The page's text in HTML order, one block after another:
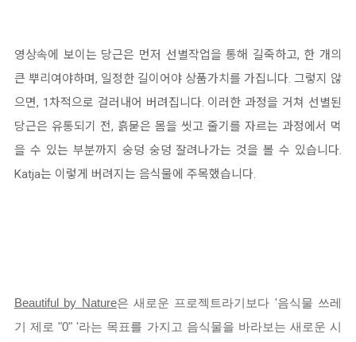
영상속에 보이는 당근은 먼저 선별작업을 통해 길죽하고, 한 개의
큰 뿌리여야하며, 일정한 길이어야 상품가치를 가집니다. 그렇지 않
으면, 1차적으로 걸러내어 버려집니다. 이러한 과정을 거쳐 선별된
당근은 유통되기 전, 흙묻은 몸을 씻고 줄기를 자르는 과정에서 먹
을 수 있는 부분까지 숭덩 숭덩 잘려나가는 것을 볼 수 있습니다.
Katja는 이렇게 버려지는 음식물에 주목했습니다.
Beautiful by Nature은 새로운 프로젝트라기보다 '음식물 쓰레
기 제로 "0" '라는 목표를 가지고 음식물을 바라보는 새로운 시